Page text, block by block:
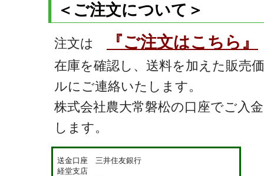
＜ご注文について＞
注文は 『ご注文はこちら』
在庫を確認し、送料を加えた販売
ルにご連絡いたします。
株式会社農大常磐松の口座でご入
します。
送金口座 三井住友銀行
経堂支店